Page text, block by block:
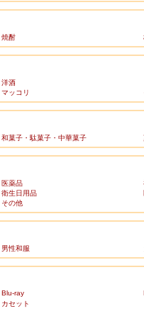
焼酎
洋酒
マッコリ
和菓子・駄菓子・中華菓子
医薬品
衛生日用品
その他
男性和服
Blu-ray
カセット